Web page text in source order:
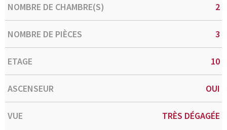
NOMBRE DE CHAMBRE(S) 2
NOMBRE DE PIÈCES 3
ETAGE 10
ASCENSEUR OUI
VUE TRÈS DÉGAGÉE